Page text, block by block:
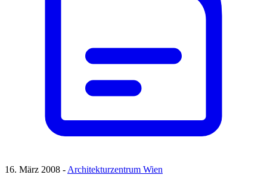
16. März 2008 -Architekturzentrum Wien